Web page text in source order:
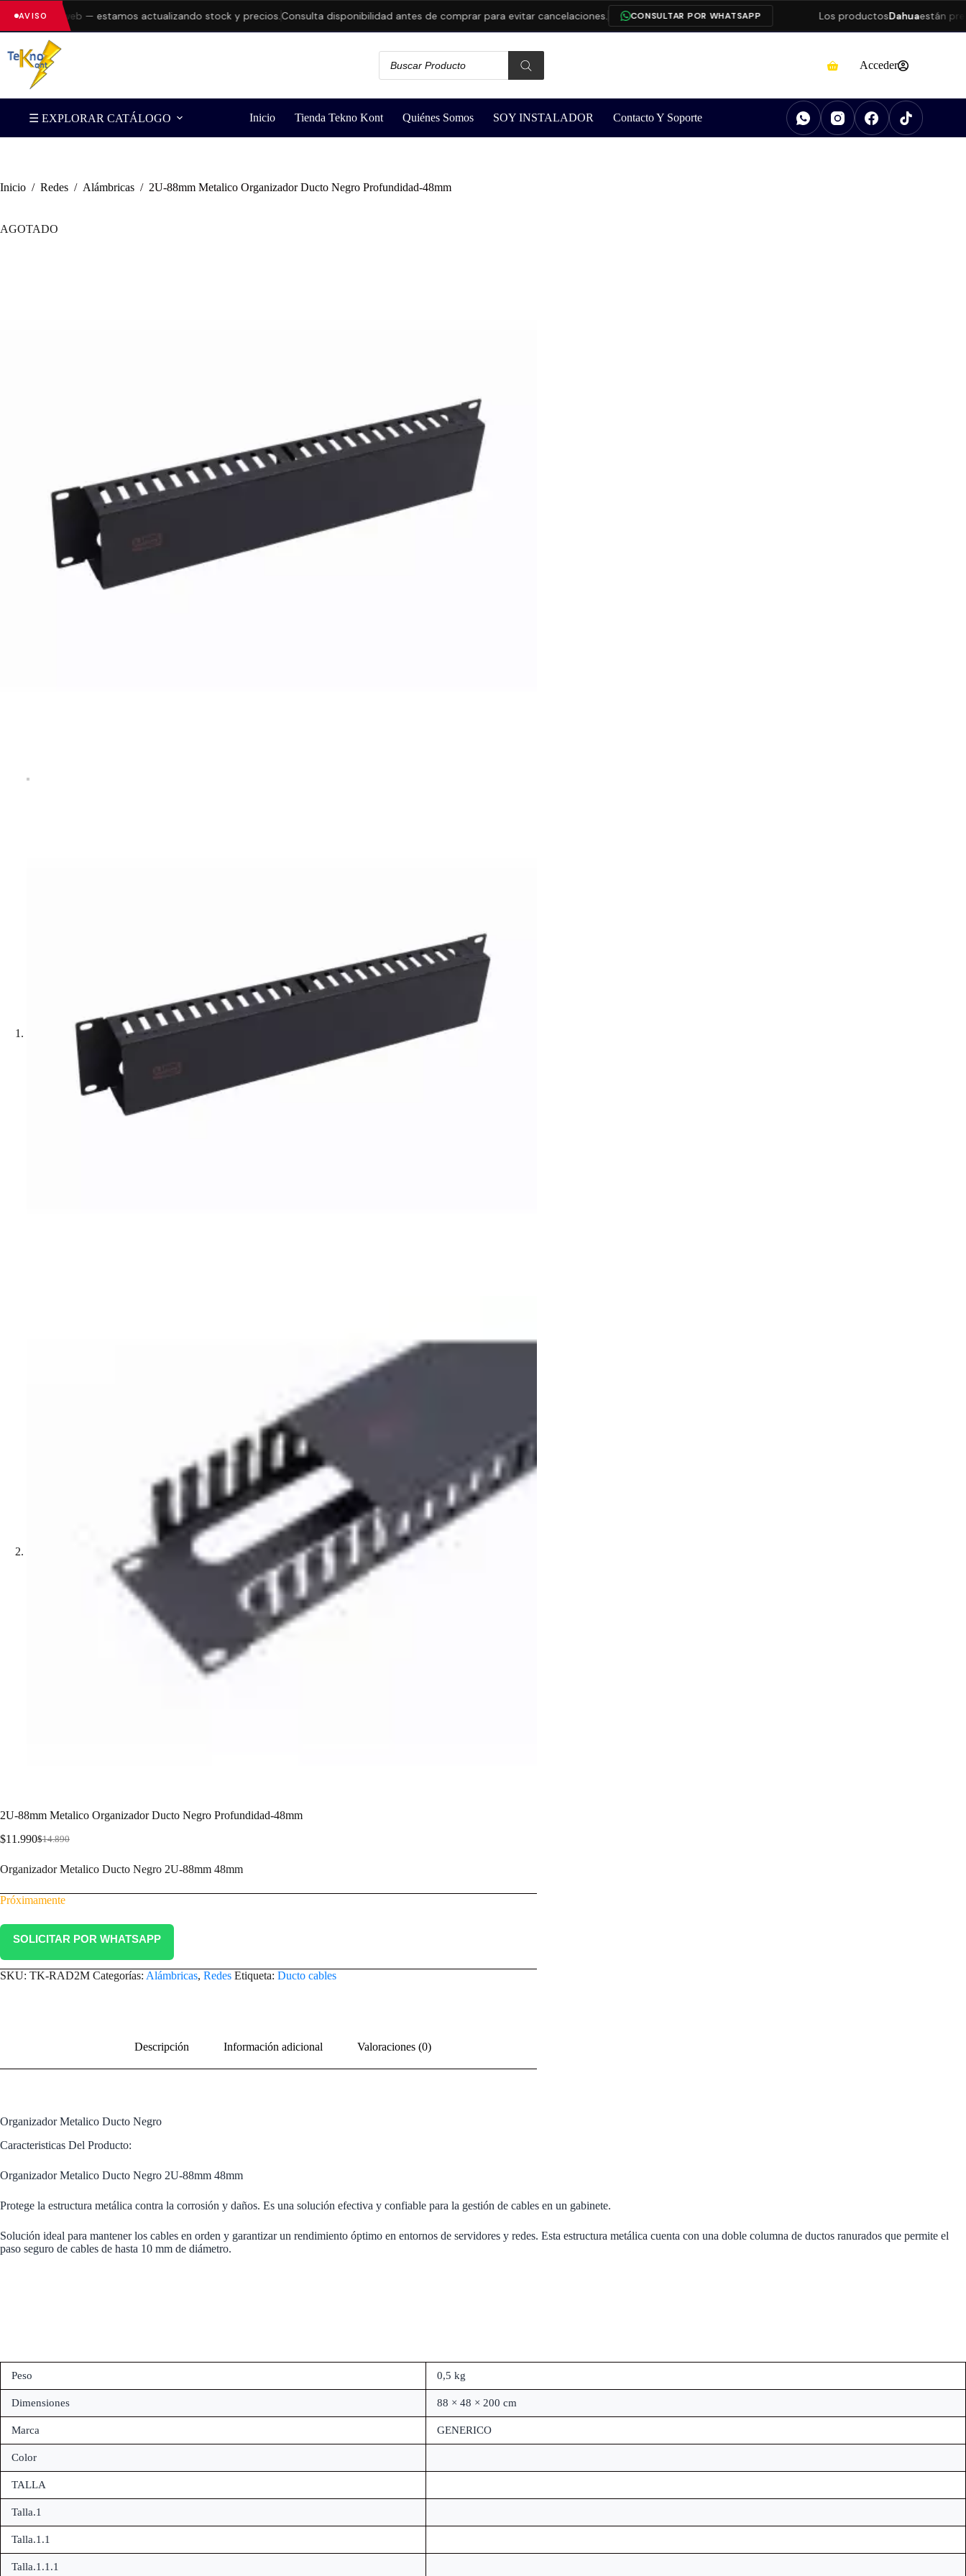
AVISO
en la web — estamos actualizando stock y precios.Consulta disponibilidad antes de comprar para evitar cancelaciones. CONSULTAR POR WHATSAPP Los productosDahuaestán
Acceder
☰ EXPLORAR CATÁLOGO Inicio Tienda Tekno Kont Quiénes Somos SOY INSTALADOR Contacto Y Soporte
Inicio / Redes / Alámbricas / 2U-88mm Metalico Organizador Ducto Negro Profundidad-48mm
AGOTADO
2U-88mm Metalico Organizador Ducto Negro Profundidad-48mm
$14.890
$11.990
Organizador Metalico Ducto Negro 2U-88mm 48mm
Próximamente
SOLICITAR POR WHATSAPP
SKU: TK-RAD2M Categorías: Alámbricas, Redes Etiqueta: Ducto cables
Descripción Información adicional Valoraciones (0)
Organizador Metalico Ducto Negro
Caracteristicas Del Producto:
Organizador Metalico Ducto Negro 2U-88mm 48mm
Protege la estructura metálica contra la corrosión y daños. Es una solución efectiva y confiable para la gestión de cables en un gabinete.
Solución ideal para mantener los cables en orden y garantizar un rendimiento óptimo en entornos de servidores y redes. Esta estructura metálica cuenta con una doble columna de ductos ranurados que permite el
paso seguro de cables de hasta 10 mm de diámetro.
Peso 0,5 kg
Dimensiones 88 × 48 × 200 cm
Marca GENERICO
Color
TALLA
Talla.1
Talla.1.1
Talla.1.1.1